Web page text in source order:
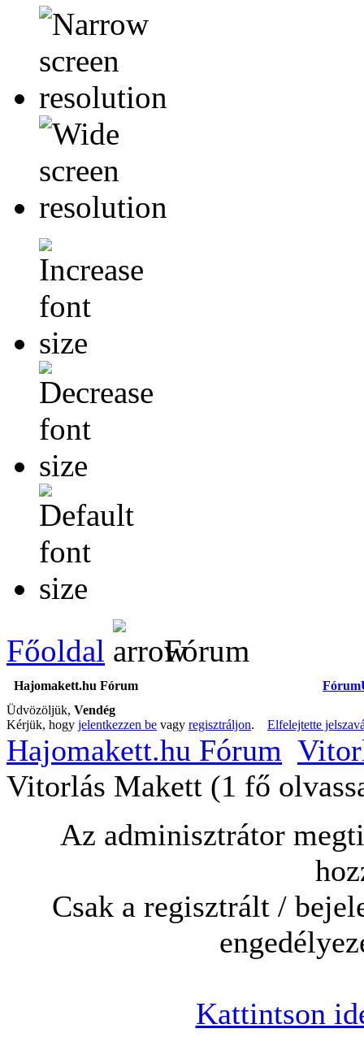
Főoldal Fórum
Hajomakett.hu Fórum Fórum
Üdvözöljük, Vendég
Kérjük, hogy jelentkezzen be vagy regisztráljon. Elfelejtette
Hajomakett.hu Fórum
Vitorlás Makett (1 fő
Az adminisztrátor
Csak a regisztrált /
Kattintson